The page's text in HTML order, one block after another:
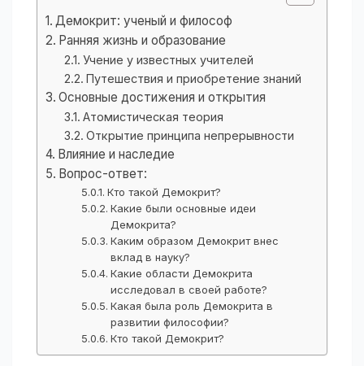
Демокрит: ученый и философ
Ранняя жизнь и образование
Учение у известных учителей
Путешествия и приобретение знаний
Основные достижения и открытия
Атомистическая теория
Открытие принципа непрерывности
Влияние и наследие
Вопрос-ответ:
Кто такой Демокрит?
Какие были основные идеи
Демокрита?
Каким образом Демокрит внес
вклад в науку?
Какие области Демокрита
исследовал в своей работе?
Какая была роль Демокрита в
развитии философии?
Кто такой Демокрит?